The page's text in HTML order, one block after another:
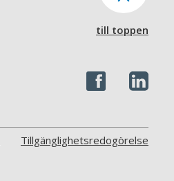
till toppen
Tillgänglighetsredogörelse